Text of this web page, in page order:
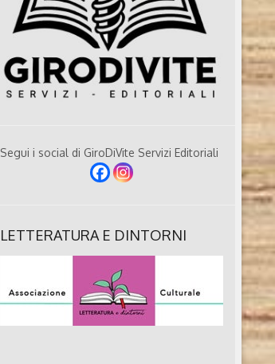
Segui i social di GiroDiVite Servizi Editoriali
LETTERATURA E DINTORNI